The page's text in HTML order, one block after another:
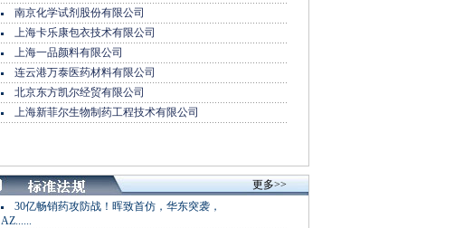
南京化学试剂股份有限公司
上海卡乐康包衣技术有限公司
上海一品颜料有限公司
连云港万泰医药材料有限公司
北京东方凯尔经贸有限公司
上海新菲尔生物制药工程技术有限公司
更多>>
30亿畅销药攻防战！晖致首仿，华东突袭，
AZ......